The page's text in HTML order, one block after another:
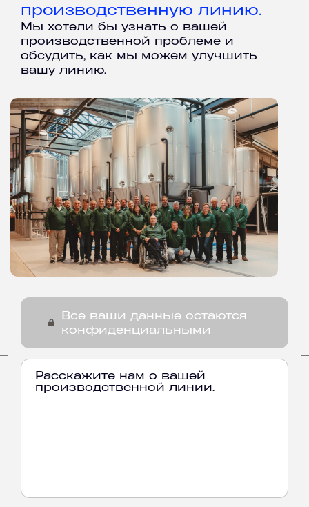
производственную линию.
Мы хотели бы узнать о вашей
производственной проблеме и
обсудить, как мы можем улучшить
вашу линию.
Все ваши данные остаются
конфиденциальными